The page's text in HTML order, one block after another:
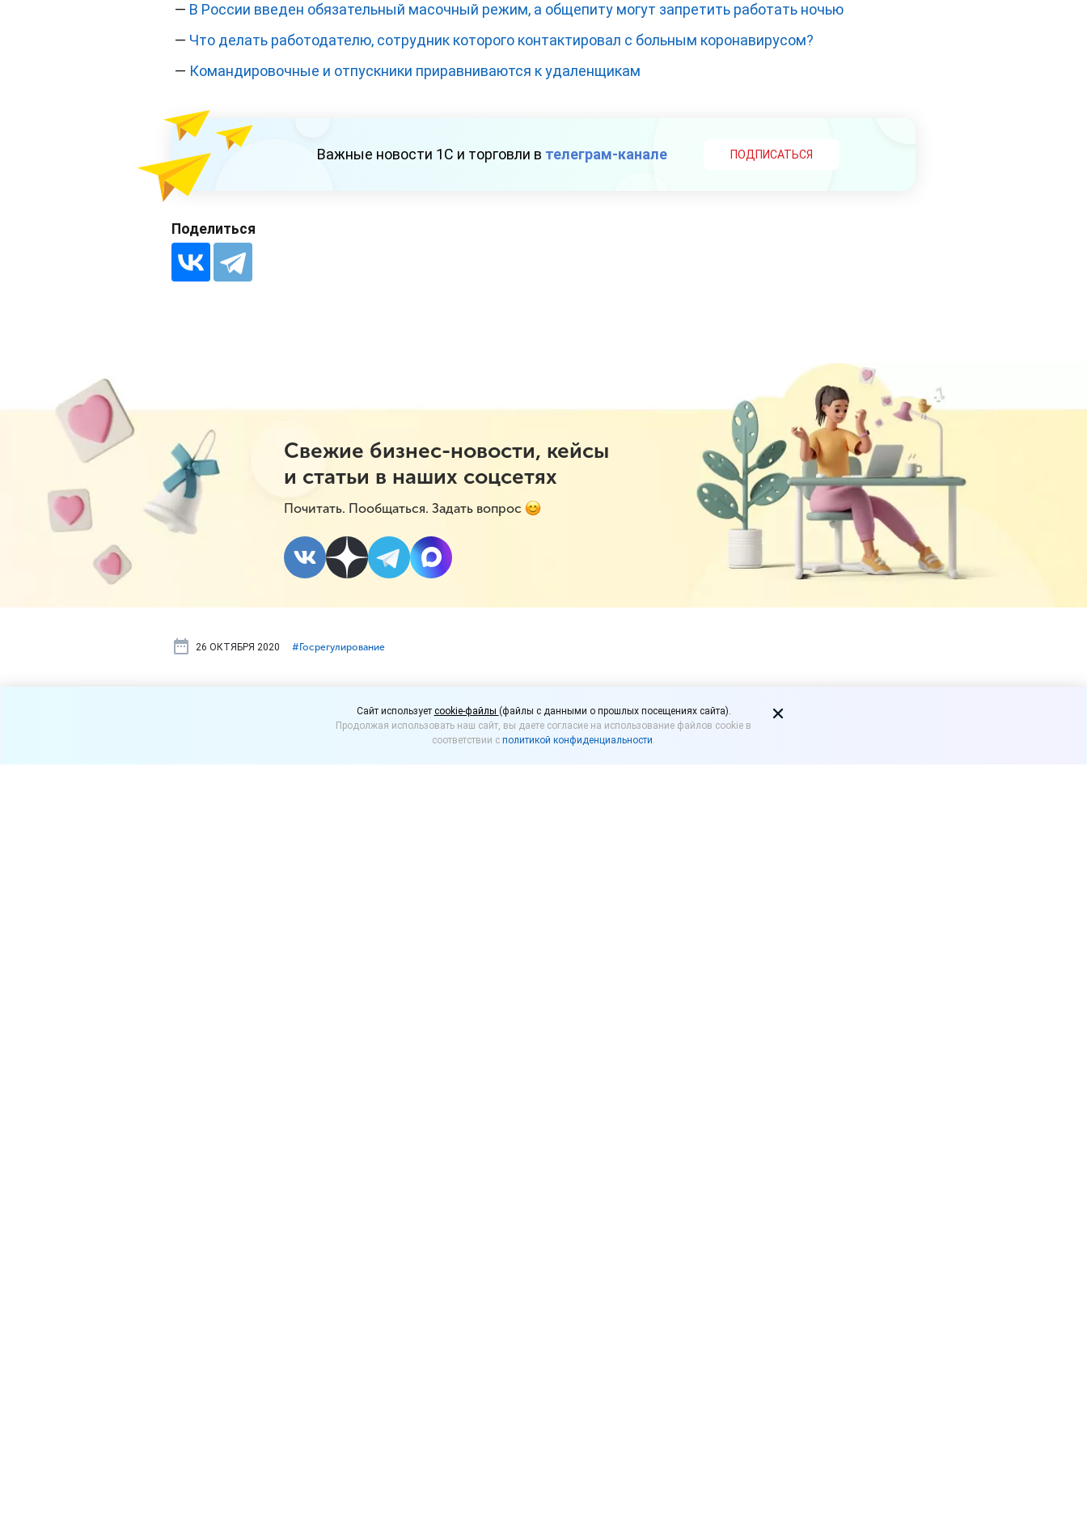
— В России введен обязательный масочный режим, а общепиту могут запретить работать ночью
— Что делать работодателю, сотрудник которого контактировал с больным коронавирусом?
— Командировочные и отпускники приравниваются к удаленщикам
Важные новости 1С и торговли в телеграм-канале ПОДПИСАТЬСЯ
Поделиться
Свежие бизнес-новости, кейсы
и статьи в наших соцсетях
Почитать. Пообщаться. Задать вопрос
26 ОКТЯБРЯ 2020 #⁣Госрегулирование
Командировочные и отпускники
приравниваются к удаленщикам
Cайт использует cookie-файлы (файлы с данными о прошлых посещениях сайта).
Продолжая использовать наш сайт, вы даете согласие на использование файлов cookie в
соответствии с политикой конфиденциальности.